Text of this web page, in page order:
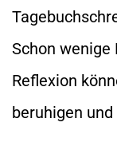
Schon wenige
Reflexion
beruhigen